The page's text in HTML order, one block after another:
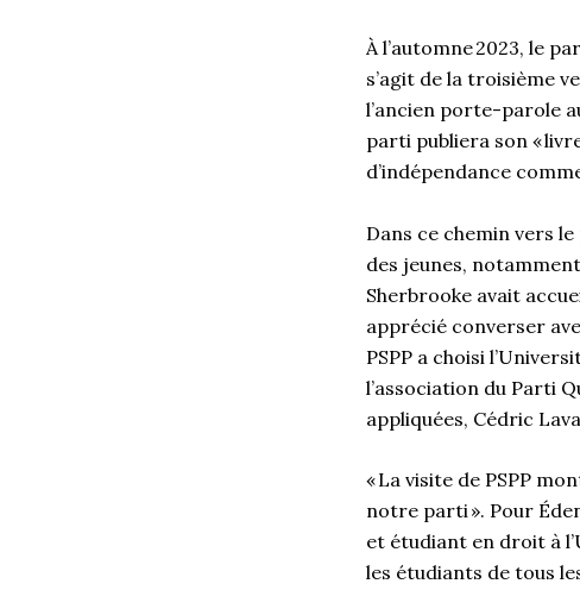
À l’automne 2023, le
s’agit de la troisième
l’ancien porte-parole
parti publiera son «
d’indépendance
Dans ce chemin vers
des jeunes,
Sherbrooke avait
apprécié converser
PSPP a choisi
l’association du Parti
appliquées, Cédric
« La visite de PSPP
notre parti ». Pour
et étudiant en droit à
les étudiants de tous